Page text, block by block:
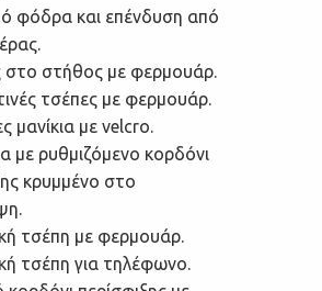
φόδρα και επένδυση από
στο στήθος με φερμουάρ.
τσέπες με φερμουάρ.
μανίκια με velcro.
με ρυθμιζόμενο κορδόνι
κρυμμένο στο
τσέπη με φερμουάρ.
τσέπη για τηλέφωνο.